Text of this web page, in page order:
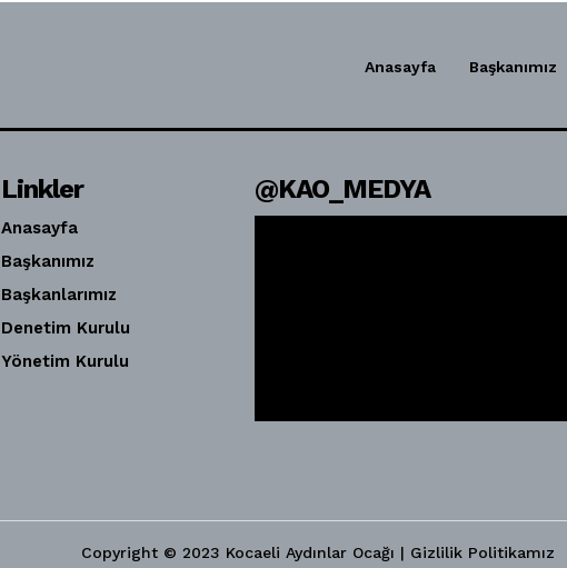
Anasayfa Başkanımız
Linkler
Anasayfa
Başkanımız
Başkanlarımız
Denetim Kurulu
Yönetim Kurulu
@KAO_MEDYA
Copyright © 2023 Kocaeli Aydınlar Ocağı | Gizlilik Politikamız